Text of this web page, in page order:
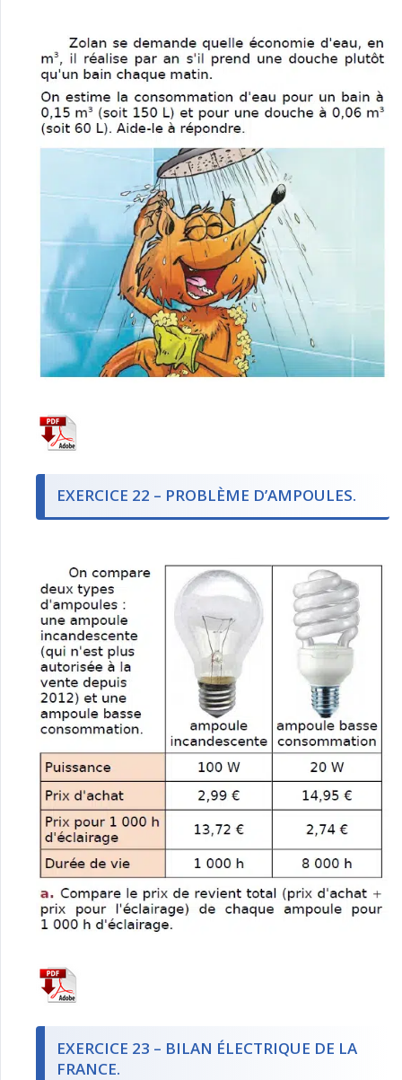
EXERCICE 22 – PROBLÈME D’AMPOULES.
EXERCICE 23 – BILAN ÉLECTRIQUE DE LA
FRANCE.